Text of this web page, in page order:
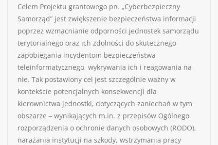
Celem Projektu grantowego pn. „Cyberbezpieczny
Samorząd” jest zwiększenie bezpieczeństwa informacji
poprzez wzmacnianie odporności jednostek samorządu
terytorialnego oraz ich zdolności do skutecznego
zapobiegania incydentom bezpieczeństwa
teleinformatycznego, wykrywania ich i reagowania na
nie. Tak postawiony cel jest szczególnie ważny w
kontekście potencjalnych konsekwencji dla
kierownictwa jednostki, dotyczących zaniechań w tym
obszarze – wynikających m.in. z przepisów Ogólnego
rozporządzenia o ochronie danych osobowych (RODO),
narażania instytucji na szkody, wstrzymania pracy